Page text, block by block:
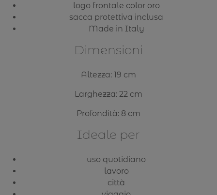
logo frontale color oro
sacca protettiva inclusa
Made in Italy
Dimensioni
Altezza: 19 cm
Larghezza: 22 cm
Profondità: 8 cm
Ideale per
uso quotidiano
lavoro
città